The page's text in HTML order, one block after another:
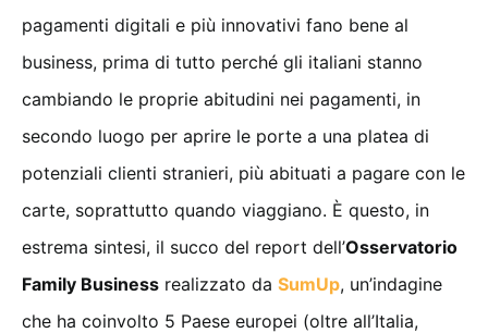
pagamenti digitali e più innovativi fano bene al
business, prima di tutto perché gli italiani stanno
cambiando le proprie abitudini nei pagamenti, in
secondo luogo per aprire le porte a una platea di
potenziali clienti stranieri, più abituati a pagare con le
carte, soprattutto quando viaggiano. È questo, in
estrema sintesi, il succo del report dell’Osservatorio
Family Business realizzato da SumUp, un’indagine
che ha coinvolto 5 Paese europei (oltre all’Italia,